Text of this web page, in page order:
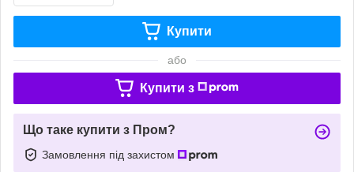
Купити
або
Купити з
Що таке купити з Пром?
Замовлення під захистом